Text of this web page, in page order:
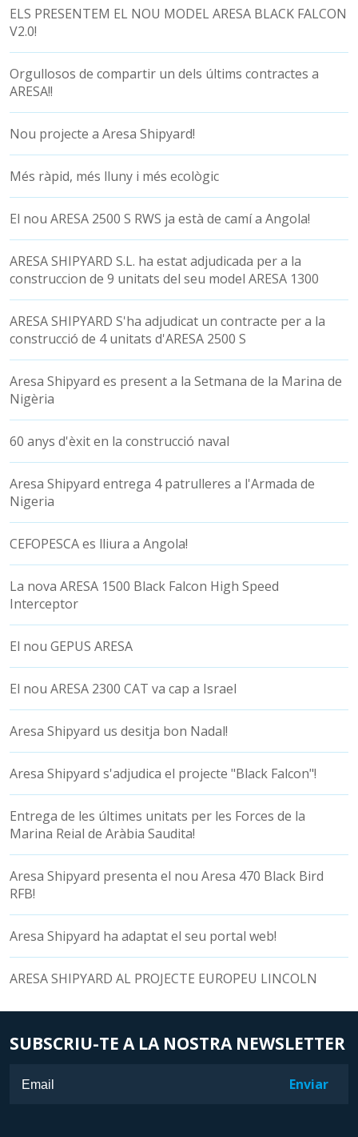
ELS PRESENTEM EL NOU MODEL ARESA BLACK FALCON
V2.0!
Orgullosos de compartir un dels últims contractes a
ARESA!!
Nou projecte a Aresa Shipyard!
Més ràpid, més lluny i més ecològic
El nou ARESA 2500 S RWS ja està de camí a Angola!
ARESA SHIPYARD S.L. ha estat adjudicada per a la
construccion de 9 unitats del seu model ARESA 1300
ARESA SHIPYARD S'ha adjudicat un contracte per a la
construcció de 4 unitats d'ARESA 2500 S
Aresa Shipyard es present a la Setmana de la Marina de
Nigèria
60 anys d'èxit en la construcció naval
Aresa Shipyard entrega 4 patrulleres a l'Armada de
Nigeria
CEFOPESCA es lliura a Angola!
La nova ARESA 1500 Black Falcon High Speed
Interceptor
El nou GEPUS ARESA
El nou ARESA 2300 CAT va cap a Israel
Aresa Shipyard us desitja bon Nadal!
Aresa Shipyard s'adjudica el projecte "Black Falcon"!
Entrega de les últimes unitats per les Forces de la
Marina Reial de Aràbia Saudita!
Aresa Shipyard presenta el nou Aresa 470 Black Bird
RFB!
Aresa Shipyard ha adaptat el seu portal web!
ARESA SHIPYARD AL PROJECTE EUROPEU LINCOLN
SUBSCRIU-TE A LA NOSTRA NEWSLETTER